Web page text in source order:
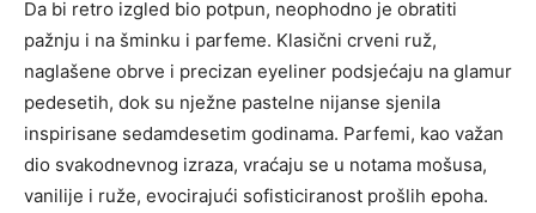
Da bi retro izgled bio potpun, neophodno je obratiti
pažnju i na šminku i parfeme. Klasični crveni ruž,
naglašene obrve i precizan eyeliner podsjećaju na glamur
pedesetih, dok su nježne pastelne nijanse sjenila
inspirisane sedamdesetim godinama. Parfemi, kao važan
dio svakodnevnog izraza, vraćaju se u notama mošusa,
vanilije i ruže, evocirajući sofisticiranost prošlih epoha.